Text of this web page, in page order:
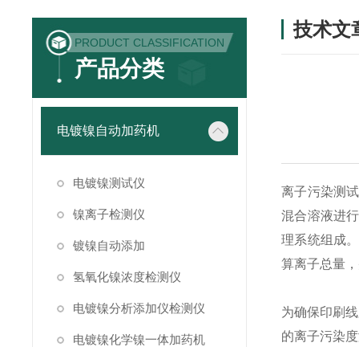
PRODUCT CLASSIFICATION
产品分类
电镀镍自动加药机
电镀镍测试仪
镍离子检测仪
镀镍自动添加
氢氧化镍浓度检测仪
电镀镍分析添加仪检测仪
电镀镍化学镍一体加药机
技术文
离子污染测
混合溶液进
理系统组成
算离子总量
为确保印刷
的离子污染